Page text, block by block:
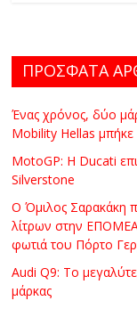
ΠΡΟΣΦΑΤΑ
Ένας χρόνος, δύο
Mobility Hellas
MotoGP: Η Ducati
Silverstone
Ο Όμιλος Σαρακάκη
λίτρων στην
φωτιά του Πόρτο
Audi Q9: Το
μάρκας